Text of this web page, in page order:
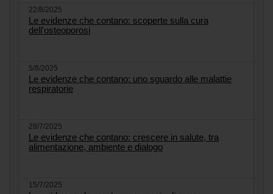
22/8/2025
Le evidenze che contano: scoperte sulla cura
dell'osteoporosi
5/8/2025
Le evidenze che contano: uno sguardo alle malattie
respiratorie
28/7/2025
Le evidenze che contano: crescere in salute, tra
alimentazione, ambiente e dialogo
15/7/2025